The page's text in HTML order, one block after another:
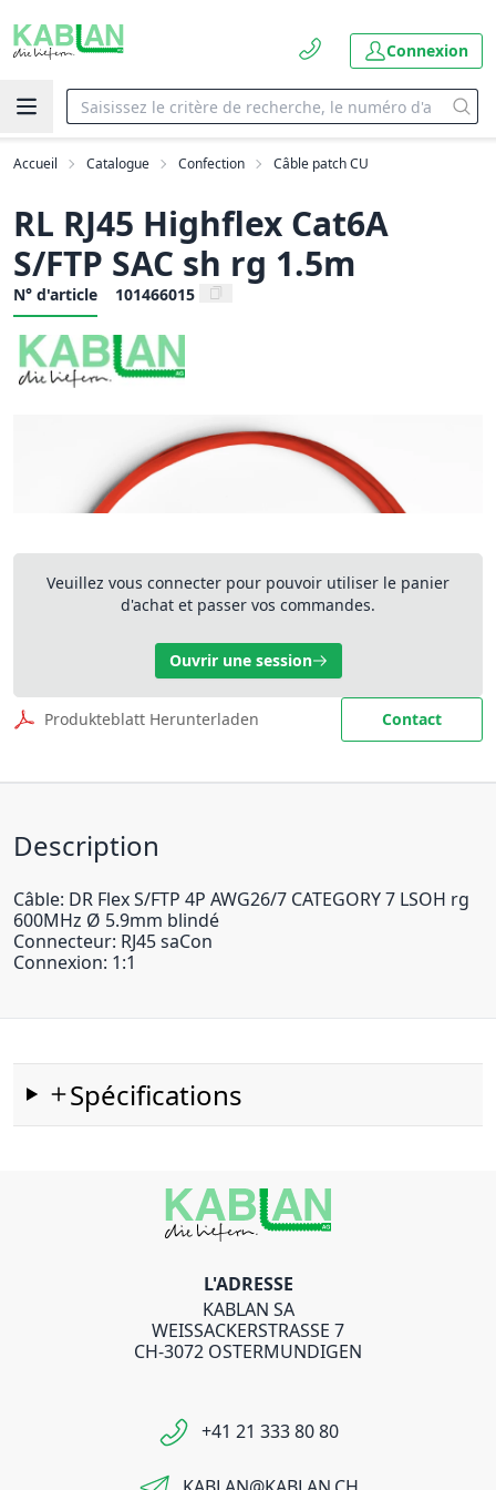
Connexion
Accueil Catalogue Confection Câble patch CU
RL RJ45 Highflex Cat6A
S/FTP SAC sh rg 1.5m
N° d'article 101466015
Veuillez vous connecter pour pouvoir utiliser le panier
d'achat et passer vos commandes.
Ouvrir une session
Produkteblatt Herunterladen Contact
Description
Câble: DR Flex S/FTP 4P AWG26/7 CATEGORY 7 LSOH rg
600MHz Ø 5.9mm blindé
Connecteur: RJ45 saCon
Connexion: 1:1
Spécifications
L'ADRESSE
KABLAN SA
WEISSACKERSTRASSE 7
CH-3072 OSTERMUNDIGEN
+41 21 333 80 80